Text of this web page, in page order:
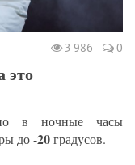
3 986 0
это
в ночные часы
до -20градусов.